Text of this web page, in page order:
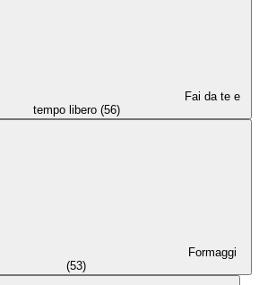
Fai da te e
tempo libero (56)
Formaggi
(53)